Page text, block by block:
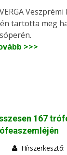
tartotta meg
>>>
167